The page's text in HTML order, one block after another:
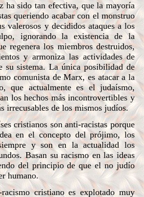
sido tan efectiva, que la mayoría
queriendo acabar con el monstruo
valerosos y decididos ataques a los
ignorando la existencia de la
regenera los miembros destruidos,
y armoniza las actividades de
su sistema. La única posibilidad de
comunista de Marx, es atacar a la
que actualmente es el judaísmo,
los hechos más incontrovertibles y
irrecusables de los mismos judíos.
cristianos son anti-racistas porque
en el concepto del prójimo, los
y son en la actualidad los
Basan su racismo en las ideas
del principio de que el no judío
humano.
cristiano es explotado muy